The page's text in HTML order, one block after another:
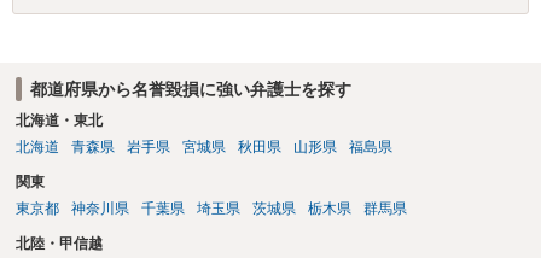
都道府県から名誉毀損に強い弁護士を探す
北海道・東北
北海道
青森県 岩手県 宮城県 秋田県 山形県 福島県
関東
東京都
神奈川県 千葉県 埼玉県 茨城県 栃木県 群馬県
北陸・甲信越